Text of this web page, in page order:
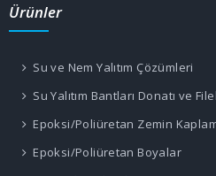
Ürünler
Su ve Nem Yalıtım Çözümleri
Su Yalıtım Bantları Donatı ve
Epoksi/Poliüretan Zemin
Epoksi/Poliüretan Boyalar